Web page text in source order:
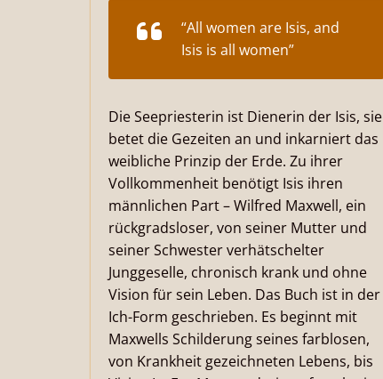
“All women are Isis, and
Isis is all women”
Die Seepriesterin ist Dienerin der Isis, sie
betet die Gezeiten an und inkarniert das
weibliche Prinzip der Erde. Zu ihrer
Vollkommenheit benötigt Isis ihren
männlichen Part – Wilfred Maxwell, ein
rückgradsloser, von seiner Mutter und
seiner Schwester verhätschelter
Junggeselle, chronisch krank und ohne
Vision für sein Leben. Das Buch ist in der
Ich-Form geschrieben. Es beginnt mit
Maxwells Schilderung seines farblosen,
von Krankheit gezeichneten Lebens, bis